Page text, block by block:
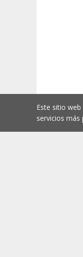
Este sitio
servicios